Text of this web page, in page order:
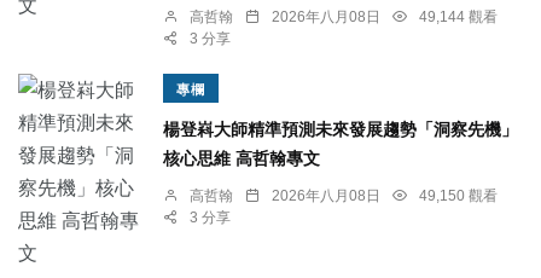
高哲翰 2026年八月08日
49,144 觀看
3 分享
專欄
楊登嵙大師精準預測未來發展趨勢「洞察先機」
核心思維 高哲翰專文
高哲翰 2026年八月08日
49,150 觀看
3 分享